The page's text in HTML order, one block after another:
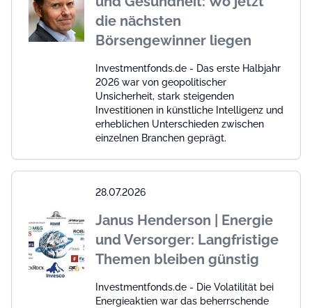
die nächsten
Börsengewinner liegen
Investmentfonds.de - Das erste Halbjahr
2026 war von geopolitischer
Unsicherheit, stark steigenden
Investitionen in künstliche Intelligenz und
erheblichen Unterschieden zwischen
einzelnen Branchen geprägt.
28.07.2026
Janus Henderson | Energie
und Versorger: Langfristige
Themen bleiben günstig
Investmentfonds.de - Die Volatilität bei
Energieaktien war das beherrschende